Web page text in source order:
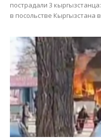
пострадали 3
в посольстве Кыргызстана